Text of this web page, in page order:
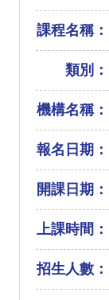
課程名稱：
類別：
機構名稱：
報名日期：
開課日期：
上課時間：
招生人數：